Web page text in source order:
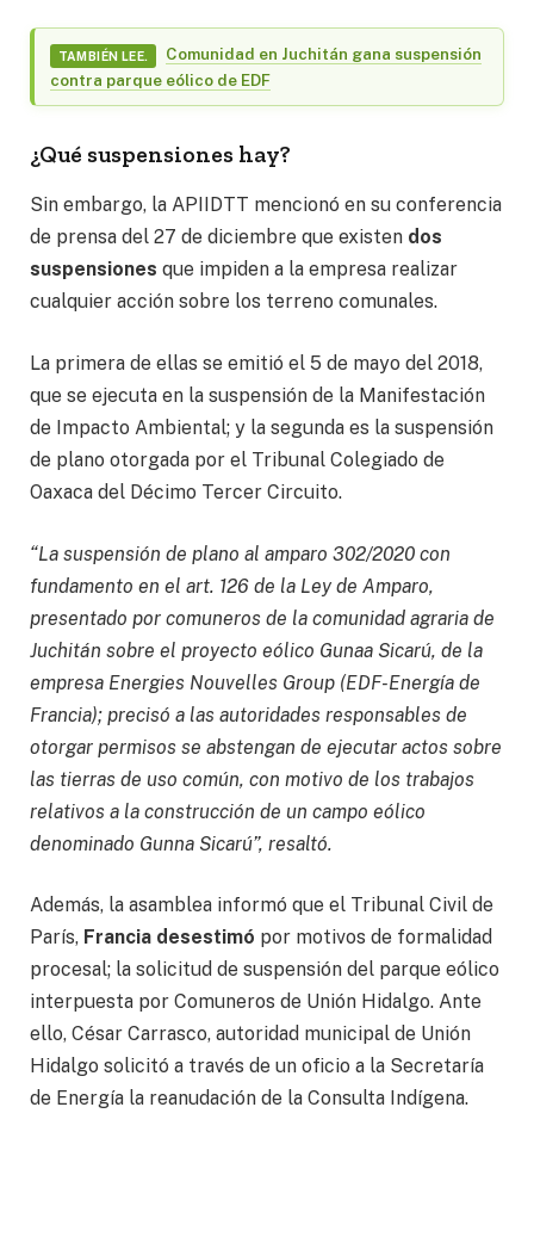
TAMBIÉN LEE.
Comunidad en Juchitán gana suspensión
contra parque eólico de EDF
¿Qué suspensiones hay?
Sin embargo, la APIIDTT mencionó en su conferencia
de prensa del 27 de diciembre que existen dos
suspensiones que impiden a la empresa realizar
cualquier acción sobre los terreno comunales.
La primera de ellas se emitió el 5 de mayo del 2018,
que se ejecuta en la suspensión de la Manifestación
de Impacto Ambiental; y la segunda es la suspensión
de plano otorgada por el Tribunal Colegiado de
Oaxaca del Décimo Tercer Circuito.
“La suspensión de plano al amparo 302/2020 con
fundamento en el art. 126 de la Ley de Amparo,
presentado por comuneros de la comunidad agraria de
Juchitán sobre el proyecto eólico Gunaa Sicarú, de la
empresa Energies Nouvelles Group (EDF-Energía de
Francia); precisó a las autoridades responsables de
otorgar permisos se abstengan de ejecutar actos sobre
las tierras de uso común, con motivo de los trabajos
relativos a la construcción de un campo eólico
denominado Gunna Sicarú”, resaltó.
Además, la asamblea informó que el Tribunal Civil de
París, Francia desestimó por motivos de formalidad
procesal; la solicitud de suspensión del parque eólico
interpuesta por Comuneros de Unión Hidalgo. Ante
ello, César Carrasco, autoridad municipal de Unión
Hidalgo solicitó a través de un oficio a la Secretaría
de Energía la reanudación de la Consulta Indígena.